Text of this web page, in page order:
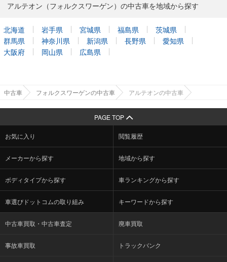
アルテオン（フォルクスワーゲン）の中古車を地域から探す
北海道 岩手県 宮城県 福島県
茨城県
群馬県
神奈川県 新潟県 長野県
愛知県
大阪府
岡山県 広島県
中古車 フォルクスワーゲンの中古車 アルテオンの中古車
PAGE TOP
お気に入り 閲覧履歴
メーカーから探す 地域から探す
ボディタイプから探す 車ランキングから探す
車選びドットコムの取り組み キーワードから探す
中古車買取・中古車査定 廃車買取
事故車買取 トラックバンク